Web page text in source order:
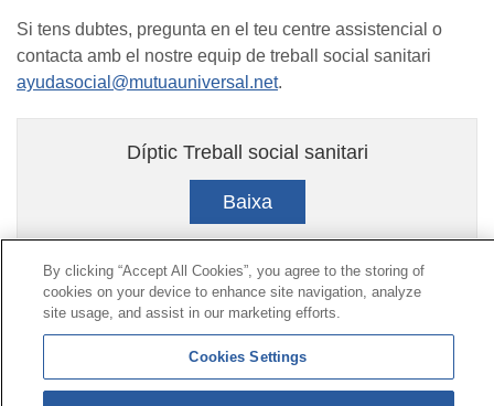
Si tens dubtes, pregunta en el teu centre assistencial o
contacta amb el nostre equip de treball social sanitari
ayudasocial@mutuauniversal.net.
Díptic Treball social sanitari
Baixa
Contacte |Perfil del contractant|Reclamacions
Línia Universal 900 203 203
Zona Privada Comissió de
Prestacions Especials|Zona Privada Proveïdor Sanitari
By clicking “Accept All Cookies”, you agree to the storing of
cookies on your device to enhance site navigation, analyze
site usage, and assist in our marketing efforts.
Cookies Settings